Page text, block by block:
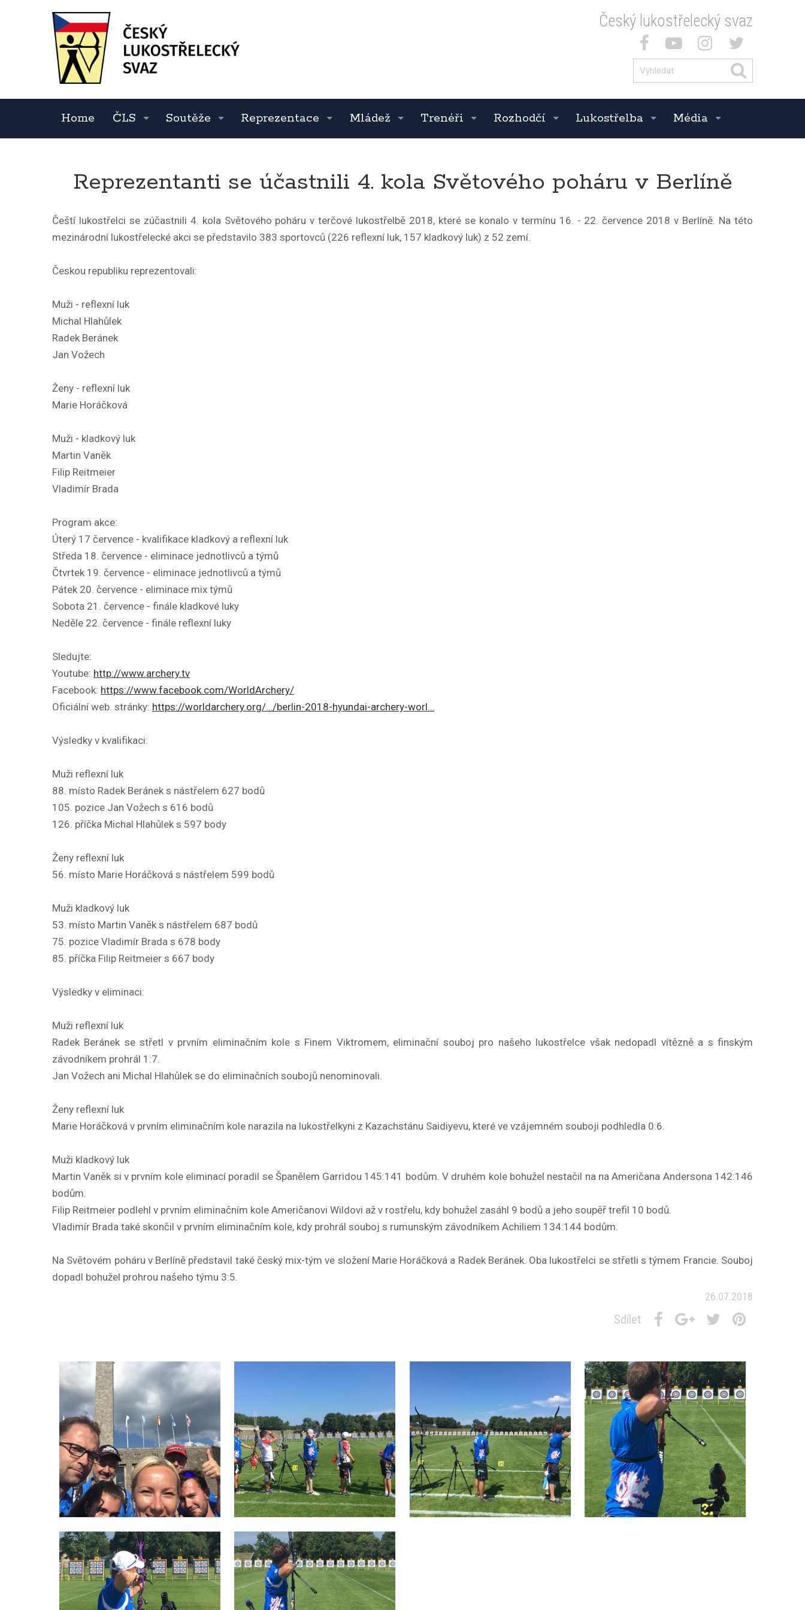
Český lukostřelecký svaz
Home ČLS Soutěže Reprezentace Mládež Trenéři Rozhodčí Lukostřelba Média
Reprezentanti se účastnili 4. kola Světového poháru v Berlíně
Čeští lukostřelci se zúčastnili 4. kola Světového poháru v terčové lukostřelbě 2018, které se konalo v termínu 16. - 22. července 2018 v Berlíně. Na této
mezinárodní lukostřelecké akci se představilo 383 sportovců (226 reflexní luk, 157 kladkový luk) z 52 zemí.
Českou republiku reprezentovali:
Muži - reflexní luk
Michal Hlahůlek
Radek Beránek
Jan Vožech
Ženy - reflexní luk
Marie Horáčková
Muži - kladkový luk
Martin Vaněk
Filip Reitmeier
Vladimír Brada
Program akce:
Úterý 17 července - kvalifikace kladkový a reflexní luk
Středa 18. července - eliminace jednotlivců a týmů
Čtvrtek 19. července - eliminace jednotlivců a týmů
Pátek 20. července - eliminace mix týmů
Sobota 21. července - finále kladkové luky
Neděle 22. července - finále reflexní luky
Sledujte:
Youtube: http://www.archery.tv
Facebook: https://www.facebook.com/WorldArchery/
Oficiální web. stránky: https://worldarchery.org/…/berlin-2018-hyundai-archery-worl…
Výsledky v kvalifikaci:
Muži reflexní luk
88. místo Radek Beránek s nástřelem 627 bodů
105. pozice Jan Vožech s 616 bodů
126. příčka Michal Hlahůlek s 597 body
Ženy reflexní luk
56. místo Marie Horáčková s nástřelem 599 bodů
Muži kladkový luk
53. místo Martin Vaněk s nástřelem 687 bodů
75. pozice Vladimír Brada s 678 body
85. příčka Filip Reitmeier s 667 body
Výsledky v eliminaci:
Muži reflexní luk
Radek Beránek se střetl v prvním eliminačním kole s Finem Viktromem, eliminační souboj pro našeho lukostřelce však nedopadl vítězně a s finským
závodníkem prohrál 1:7.
Jan Vožech ani Michal Hlahůlek se do eliminačních soubojů nenominovali.
Ženy reflexní luk
Marie Horáčková v prvním eliminačním kole narazila na lukostřelkyni z Kazachstánu Saidiyevu, které ve vzájemném souboji podhledla 0:6.
Muži kladkový luk
Martin Vaněk si v prvním kole eliminací poradil se Španělem Garridou 145:141 bodům. V druhém kole bohužel nestačil na na Američana Andersona 142:146
bodům.
Filip Reitmeier podlehl v prvním eliminačním kole Američanovi Wildovi až v rostřelu, kdy bohužel zasáhl 9 bodů a jeho soupěř trefil 10 bodů.
Vladimír Brada také skončil v prvním eliminačním kole, kdy prohrál souboj s rumunským závodníkem Achiliem 134:144 bodům.
Na Světovém poháru v Berlíně představil také český mix-tým ve složení Marie Horáčková a Radek Beránek. Oba lukostřelci se střetli s týmem Francie. Souboj
dopadl bohužel prohrou našeho týmu 3:5.
26.07.2018
Sdílet